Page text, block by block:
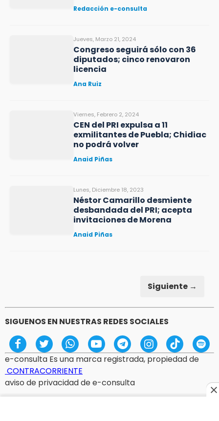
Redacción e-consulta
Jueves, Marzo 21, 2024
Congreso seguirá sólo con 36
diputados; cinco renovaron
licencia
Ana Ruiz
Viernes, Febrero 2, 2024
CEN del PRI expulsa a 11
exmilitantes de Puebla; Chidiac
no podrá volver
Anaid Piñas
Lunes, Diciembre 18, 2023
Néstor Camarillo desmiente
desbandada del PRI; acepta
invitaciones de Morena
Anaid Piñas
Siguiente →
SIGUENOS EN NUESTRAS REDES SOCIALES
e-consulta Es una marca registrada, propiedad de
CONTRACORRIENTE
aviso de privacidad de e-consulta